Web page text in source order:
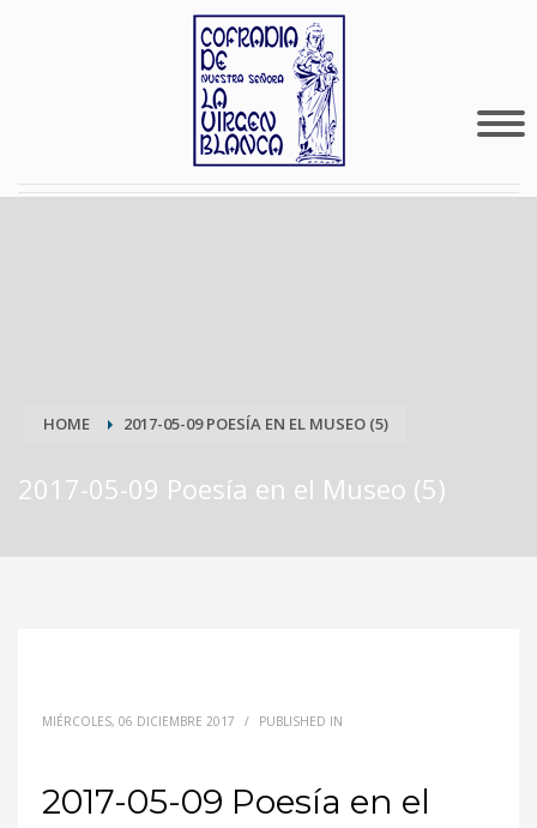
HOME 2017-05-09 POESÍA EN EL MUSEO (5)
2017-05-09 Poesía en el Museo (5)
MIÉRCOLES, 06 DICIEMBRE 2017 / PUBLISHED IN
2017-05-09 Poesía en el